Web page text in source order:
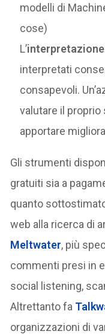
modelli di
cose)
L’interpretazione
interpretati
consapevoli.
valutare il
apportare
Gli strumenti
gratuiti sia a
quanto
web alla ricerca di
Meltwater, più
commenti presi in
social listening,
Altrettanto fa
organizzazioni di